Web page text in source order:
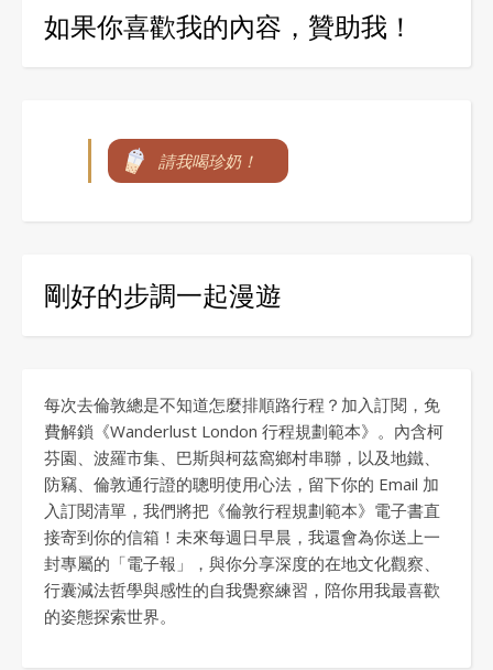
如果你喜歡我的內容，贊助我！
請我喝珍奶！
剛好的步調一起漫遊
每次去倫敦總是不知道怎麼排順路行程？加入訂閱，免
費解鎖《Wanderlust London 行程規劃範本》。內含柯
芬園、波羅市集、巴斯與柯茲窩鄉村串聯，以及地鐵、
防竊、倫敦通行證的聰明使用心法，留下你的 Email 加
入訂閱清單，我們將把《倫敦行程規劃範本》電子書直
接寄到你的信箱！未來每週日早晨，我還會為你送上一
封專屬的「電子報」，與你分享深度的在地文化觀察、
行囊減法哲學與感性的自我覺察練習，陪你用我最喜歡
的姿態探索世界。